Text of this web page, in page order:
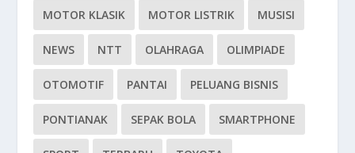
MOTOR KLASIK MOTOR LISTRIK MUSISI
NEWS NTT OLAHRAGA OLIMPIADE
OTOMOTIF PANTAI PELUANG BISNIS
PONTIANAK SEPAK BOLA SMARTPHONE